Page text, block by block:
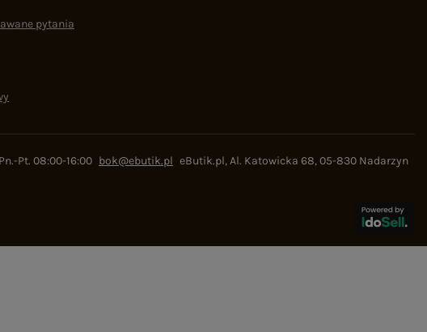
pytania
Pn.-Pt. 08:00-16:00 bok@ebutik.pl eButik.pl,Al. Katowicka 68,05-830 Nadarzyn